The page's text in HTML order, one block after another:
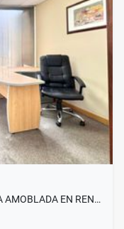
AMOBLADA EN REN…